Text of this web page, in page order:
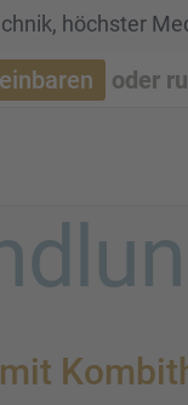
höchster
oder